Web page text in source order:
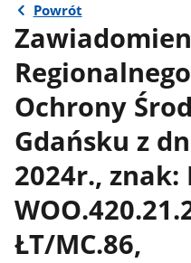
Powrót
Ochrony
Gdańsku z
2024r., znak:
ŁT/MC.86,